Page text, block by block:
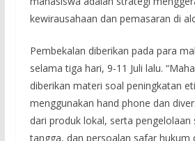
kewirausahaan dan pemasaran di
Pembekalan diberikan pada para
selama tiga hari, 9-11 Juli lalu.
diberikan materi soal peningkatan
menggunakan hand phone dan
dari produk lokal, serta pengelolaan
tangga, dan persoalan safar hukum